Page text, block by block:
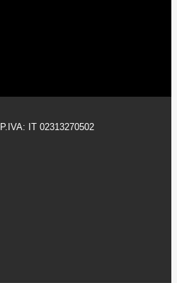
P.IVA: IT 02313270502